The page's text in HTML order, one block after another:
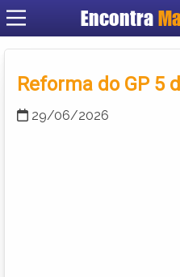
Encontra
Reforma do GP 5
29/06/2026